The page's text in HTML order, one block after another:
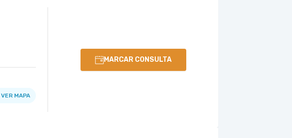
MARCAR CONSULTA
VER MAPA